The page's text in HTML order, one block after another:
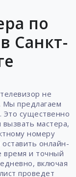
по
Санкт-
не
Мы предлагаем
Это существенно
мастера,
номеру
онлайн-
время и точный
включая
проведет